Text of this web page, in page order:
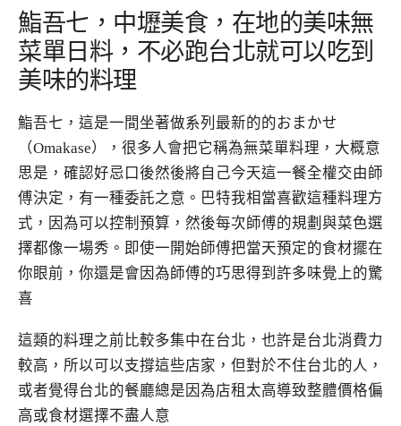
鮨吾七，中壢美食，在地的美味無
菜單日料，不必跑台北就可以吃到
美味的料理
鮨吾七，這是一間坐著做系列最新的的おまかせ
（Omakase），很多人會把它稱為無菜單料理，大概意
思是，確認好忌口後然後將自己今天這一餐全權交由師
傅決定，有一種委託之意。巴特我相當喜歡這種料理方
式，因為可以控制預算，然後每次師傅的規劃與菜色選
擇都像一場秀。即使一開始師傅把當天預定的食材擺在
你眼前，你還是會因為師傅的巧思得到許多味覺上的驚
喜
這類的料理之前比較多集中在台北，也許是台北消費力
較高，所以可以支撐這些店家，但對於不住台北的人，
或者覺得台北的餐廳總是因為店租太高導致整體價格偏
高或食材選擇不盡人意